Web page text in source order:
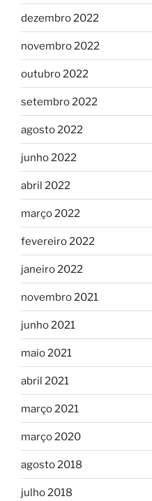
dezembro 2022
novembro 2022
outubro 2022
setembro 2022
agosto 2022
junho 2022
abril 2022
março 2022
fevereiro 2022
janeiro 2022
novembro 2021
junho 2021
maio 2021
abril 2021
março 2021
março 2020
agosto 2018
julho 2018